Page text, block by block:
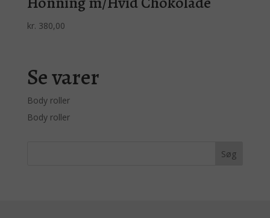
kr. 380,00
Se varer
Body roller
Body roller